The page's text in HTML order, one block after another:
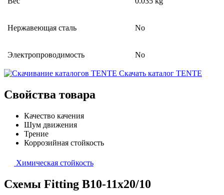
Нержавеющая сталь No
Электропроводимость No
Скачать каталог TENTE
Свойства товара
Качество качения
Шум движения
Трение
Коррозийная стойкость
Химическая стойкость
Схемы Fitting B10-11x20/10